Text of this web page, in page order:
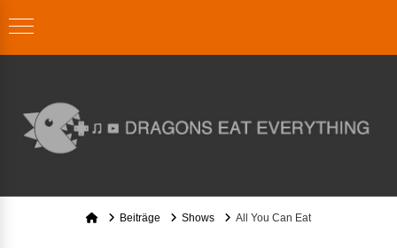
HomeBeiträge Shows All You Can Eat